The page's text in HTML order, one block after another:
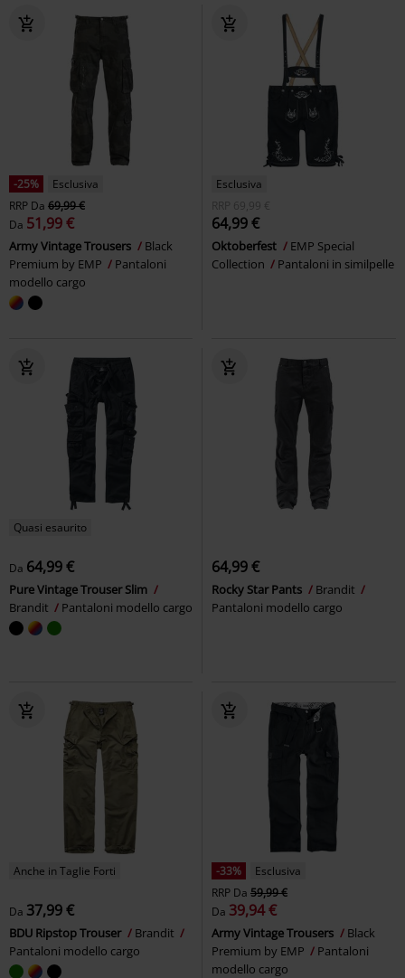
-25%
Esclusiva
RRP Da 69,99 €
Da 51,99 €
Army Vintage Trousers
Black
Premium by EMP
Pantaloni
modello cargo
Esclusiva
RRP
69,99 €
64,99 €
Oktoberfest
EMP Special
Collection
Pantaloni in similpelle
Quasi esaurito
Da 64,99 €
Pure Vintage Trouser Slim
Brandit
Pantaloni modello cargo
64,99 €
Rocky Star Pants
Brandit
Pantaloni modello cargo
Anche in Taglie Forti
Da 37,99 €
BDU Ripstop Trouser
Brandit
Pantaloni modello cargo
-33%
Esclusiva
RRP Da 59,99 €
Da 39,94 €
Army Vintage Trousers
Black
Premium by EMP
Pantaloni
modello cargo